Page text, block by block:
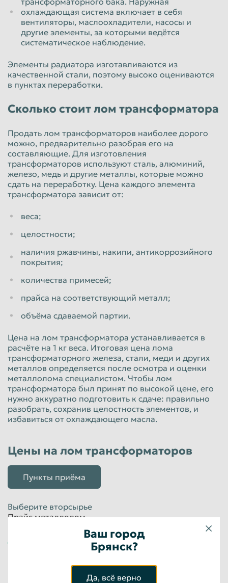
охлаждающая система включает в себя
вентиляторы, маслоохладители, насосы и
другие элементы, за которыми ведётся
систематическое наблюдение.
Элементы радиатора изготавливаются из
качественной стали, поэтому высоко оцениваются
в пунктах переработки.
Сколько стоит лом трансформатора
Продать лом трансформаторов наиболее дорого
можно, предварительно разобрав его на
составляющие. Для изготовления
трансформаторов используют сталь, алюминий,
железо, медь и другие металлы, которые можно
сдать на переработку. Цена каждого элемента
трансформатора зависит от:
веса;
целостности;
наличия ржавчины, накипи, антикоррозийного
покрытия;
количества примесей;
прайса на соответствующий металл;
объёма сдаваемой партии.
Цена на лом трансформатора устанавливается в
расчёте на 1 кг веса. Итоговая цена лома
трансформаторного железа, стали, меди и других
металлов определяется после осмотра и оценки
металлолома специалистом. Чтобы лом
трансформатора был принят по высокой цене, его
нужно аккуратно подготовить к сдаче: правильно
разобрать, сохранив целостность элементов, и
избавиться от охлаждающего масла.
Цены на лом трансформаторов
Пункты приёма
Выберите вторсырье
Прайс металлолом
ПРАЙС МЕТАЛЛОЛОМ
ПРАЙС ЦВЕТНОЙ МЕТАЛЛ
ПРАЙС МАКУЛАТУРА ПРАЙС НА РАДИОДЕТАЛИ
Ваш город
Брянск?
Да, всё верно